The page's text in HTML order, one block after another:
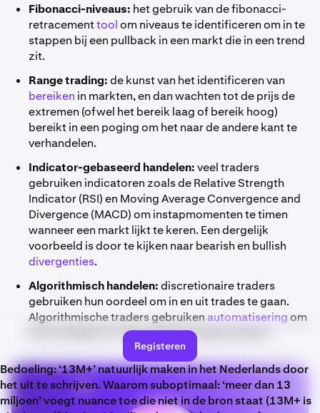
Fibonacci-niveaus: het gebruik van de fibonacci-
retracementtoolom niveaus te identificeren om in te
stappen bij een pullback in een markt die in een trend
zit.
Range trading:de kunst van het identificeren van
bereiken in markten, en dan wachten tot de prijs de
extremen (ofwel het bereik laag of bereik hoog)
bereikt in een poging om het naar de andere kant te
verhandelen.
Indicator-gebaseerd handelen:veel traders
gebruiken indicatoren zoals de Relative Strength
Indicator (RSI) en Moving Average Convergence and
Divergence (MACD) om instapmomenten te timen
wanneer een markt lijkt te keren. Een dergelijk
voorbeeld is door te kijken naar bearish en bullish
divergenties.
Algorithmisch handelen:discretionaire traders
gebruiken hun oordeel om in en uit trades te gaan.
Algorithmische traders gebruikenautomatiseringom
een strategie voor hen te laten implementeren.
Registeren
Bedoeling: ‘13M+’ natuurlijk maken in het Nederlands door
het uit te schrijven. Waarom suboptimaal: ‘meer dan 13
miljoen’ voegt nuance toe die niet in de bron staat (13M+ is